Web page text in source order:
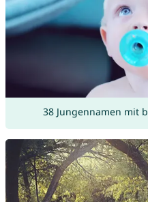
38 Jungennamen mit